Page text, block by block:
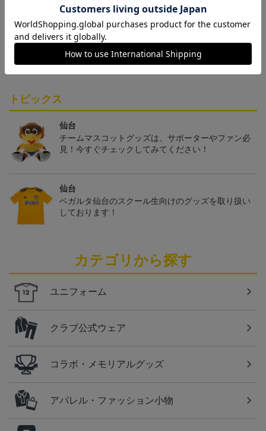
ギフト対応について
ヘルプページ
トピックス
仙台
チームマスコットグッズは、サポーターやファン必
見！今すぐチェックしてみてください！
仙台
ベガルタ仙台のスクール生向けのグッズを取り扱い
しております！
カテゴリから探す
ユニフォーム
クラブ公式ウェア
コラボ・メモリアルグッズ
アパレル・ファッション小物